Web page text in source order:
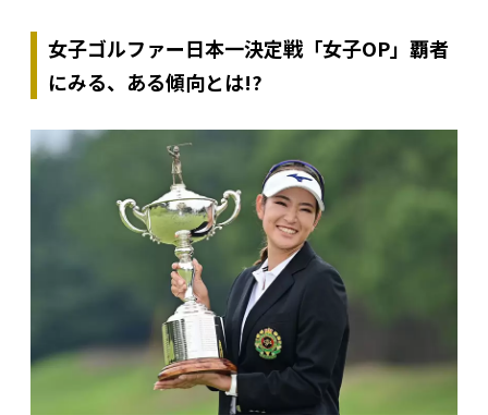
女子ゴルファー日本一決定戦「女子OP」覇者
にみる、ある傾向とは!?